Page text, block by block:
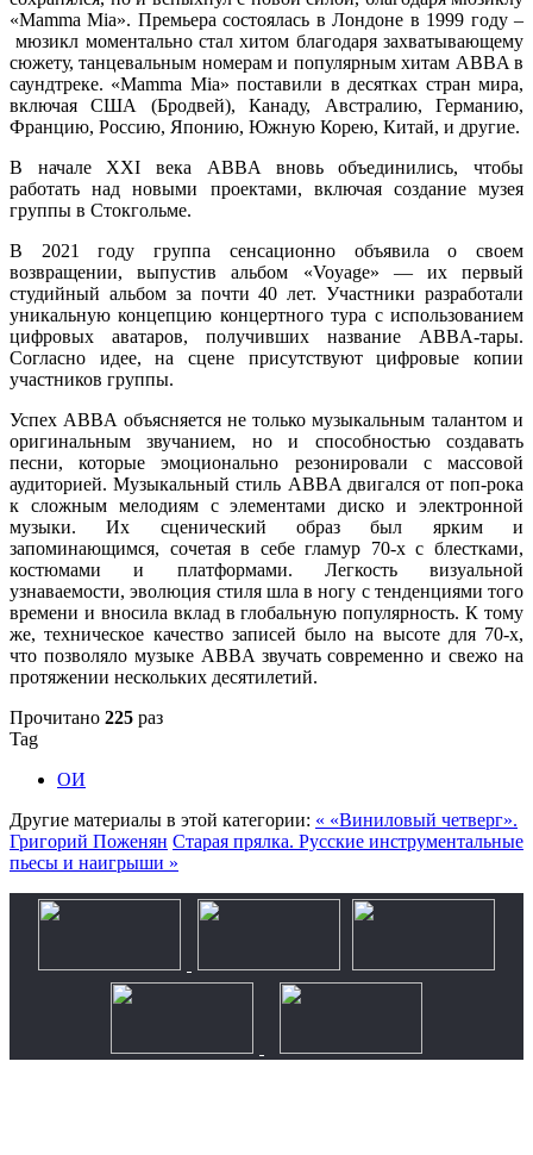
«Mamma Mia». Премьера состоялась в Лондоне в 1999 году –
мюзикл моментально стал хитом благодаря захватывающему
сюжету, танцевальным номерам и популярным хитам ABBA в
саундтреке. «Mamma Mia» поставили в десятках стран мира,
включая США (Бродвей), Канаду, Австралию, Германию,
Францию, Россию, Японию, Южную Корею, Китай, и другие.
В начале XXI века ABBA вновь объединились, чтобы
работать над новыми проектами, включая создание музея
группы в Стокгольме.
В 2021 году группа сенсационно объявила о своем
возвращении, выпустив альбом «Voyage» — их первый
студийный альбом за почти 40 лет. Участники разработали
уникальную концепцию концертного тура с использованием
цифровых аватаров, получивших название ABBA-тары.
Согласно идее, на сцене присутствуют цифровые копии
участников группы.
Успех ABBA объясняется не только музыкальным талантом и
оригинальным звучанием, но и способностью создавать
песни, которые эмоционально резонировали с массовой
аудиторией. Музыкальный стиль ABBA двигался от поп-рока
к сложным мелодиям с элементами диско и электронной
музыки. Их сценический образ был ярким и
запоминающимся, сочетая в себе гламур 70-х с блестками,
костюмами и платформами. Легкость визуальной
узнаваемости, эволюция стиля шла в ногу с тенденциями того
времени и вносила вклад в глобальную популярность. К тому
же, техническое качество записей было на высоте для 70-х,
что позволяло музыке ABBA звучать современно и свежо на
протяжении нескольких десятилетий.
Прочитано 225 раз
Tag
ОИ
Другие материалы в этой категории: « «Виниловый четверг».
Григорий Поженян Старая прялка. Русские инструментальные
пьесы и наигрыши »